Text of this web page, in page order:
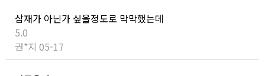
삼재가 아닌가 싶을정도로 막막했는데
5.0
권*지 05-17